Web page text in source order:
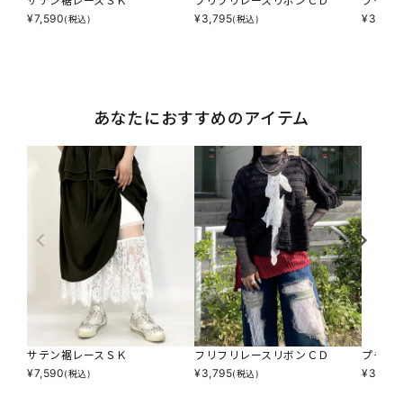
¥7,590(税込)
¥3,795(税込)
¥3,795
あなたにおすすめのアイテム
サテン裾レースＳＫ
¥7,590(税込)
フリフリレースリボンＣＤ
¥3,795(税込)
プチプ
¥3,795